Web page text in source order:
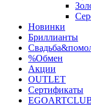
Новинки
Бриллианты
%Обмен
Акции
OUTLET
Сертификаты